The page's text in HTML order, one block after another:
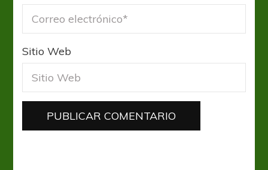
Sitio Web